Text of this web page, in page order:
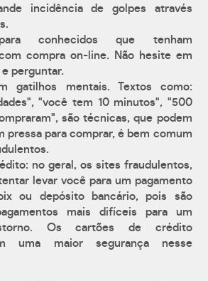
incidência de golpes através
conhecidos que tenham
compra on-line. Não hesite em
perguntar.
gatilhos mentais. Textos como:
"você tem 10 minutos", "500
são técnicas, que podem
pressa para comprar, é bem comum
no geral, os sites fraudulentos,
levar você para um pagamento
ou depósito bancário, pois são
mais difíceis para um
Os cartões de crédito
uma maior segurança nesse